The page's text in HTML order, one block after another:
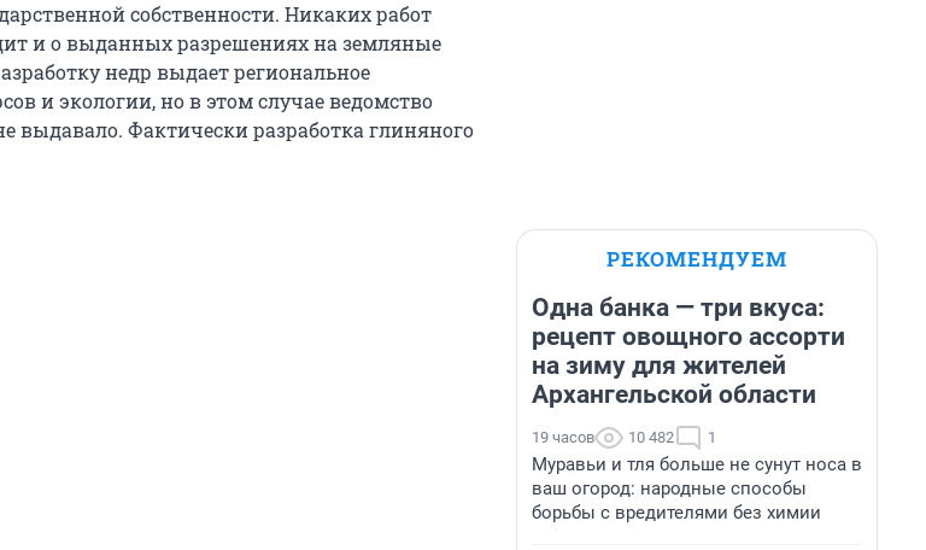
собственности. Никаких работ
и о выданных разрешениях на земляные
недр выдает региональное
и экологии, но в этом случае ведомство
выдавало. Фактически разработка глиняного
РЕКОМЕНДУЕМ
Одна банка — три вкуса:
рецепт овощного ассорти
на зиму для жителей
Архангельской области
19 часов 10 482 1
Муравьи и тля больше не сунут носа в
ваш огород: народные способы
борьбы с вредителями без химии